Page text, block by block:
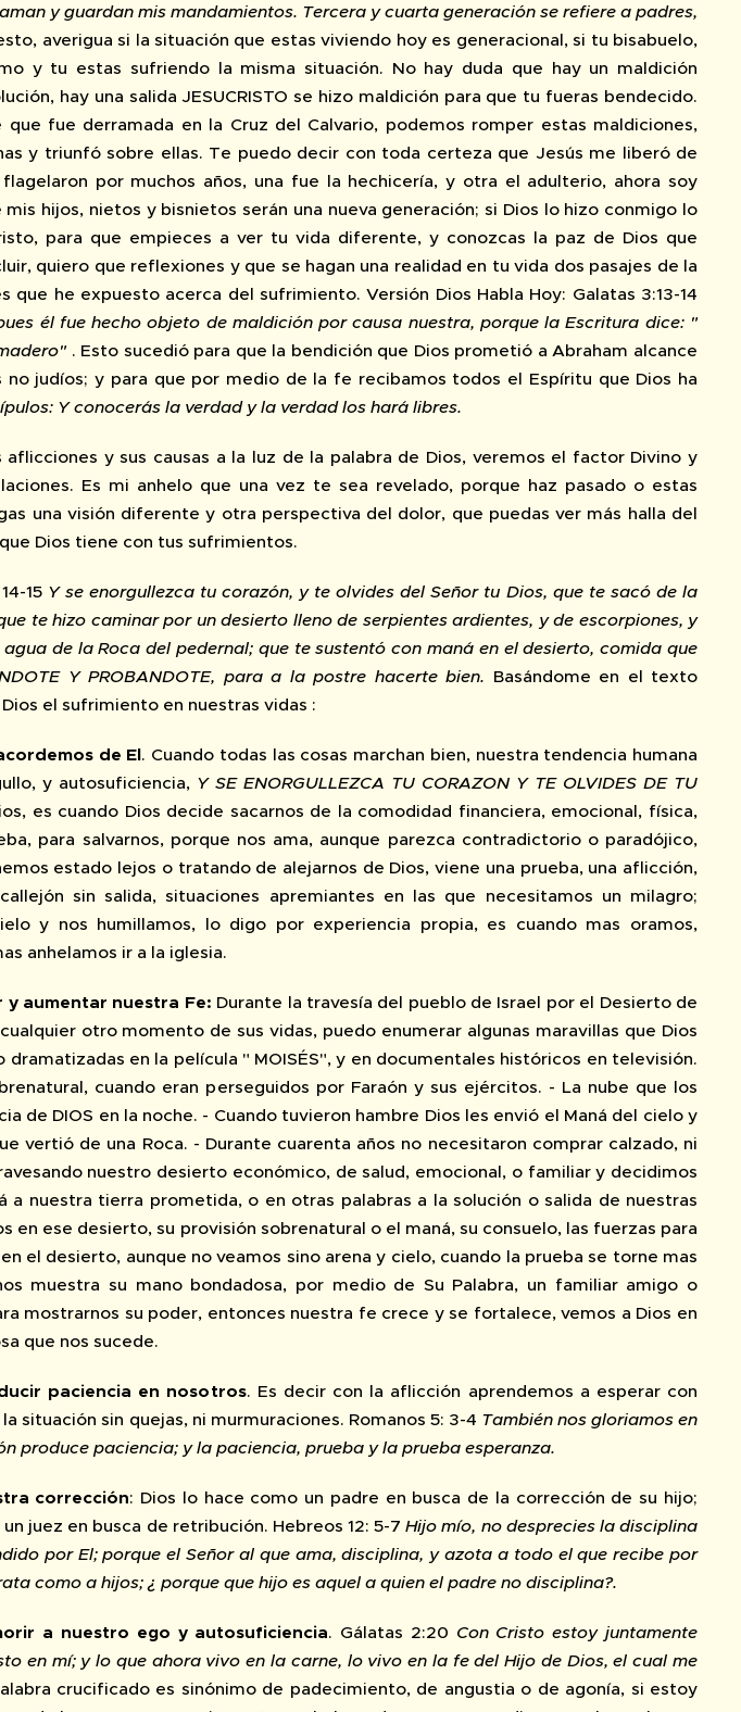
y guardan mis mandamientos. Tercera y cuarta generación se refiere a padres,
averigua si la situación que estas viviendo hoy es generacional, si tu bisabuelo,
y tu estas sufriendo la misma situación. No hay duda que hay un maldición
hay una salida JESUCRISTO se hizo maldición para que tu fueras bendecido.
fue derramada en la Cruz del Calvario, podemos romper estas maldiciones,
y triunfó sobre ellas. Te puedo decir con toda certeza que Jesús me liberó de
por muchos años, una fue la hechicería, y otra el adulterio, ahora soy
hijos, nietos y bisnietos serán una nueva generación; si Dios lo hizo conmigo lo
para que empieces a ver tu vida diferente, y conozcas la paz de Dios que
quiero que reflexiones y que se hagan una realidad en tu vida dos pasajes de la
que he expuesto acerca del sufrimiento. Versión Dios Habla Hoy: Galatas 3:13-14
él fue hecho objeto de maldición por causa nuestra, porque la Escritura dice: "
. Esto sucedió para que la bendición que Dios prometió a Abraham alcance
judíos; y para que por medio de la fe recibamos todos el Espíritu que Dios ha
Y conocerás la verdad y la verdad los hará libres.
y sus causas a la luz de la palabra de Dios, veremos el factor Divino y
Es mi anhelo que una vez te sea revelado, porque haz pasado o estas
una visión diferente y otra perspectiva del dolor, que puedas ver más halla del
Dios tiene con tus sufrimientos.
15 Y se enorgullezca tu corazón, y te olvides del Señor tu Dios, que te sacó de la
te hizo caminar por un desierto lleno de serpientes ardientes, y de escorpiones, y
de la Roca del pedernal; que te sustentó con maná en el desierto, comida que
Y PROBANDOTE, para a la postre hacerte bien. Basándome en el texto
el sufrimiento en nuestras vidas :
de El. Cuando todas las cosas marchan bien, nuestra tendencia humana
y autosuficiencia, Y SE ENORGULLEZCA TU CORAZON Y TE OLVIDES DE TU
es cuando Dios decide sacarnos de la comodidad financiera, emocional, física,
para salvarnos, porque nos ama, aunque parezca contradictorio o paradójico,
estado lejos o tratando de alejarnos de Dios, viene una prueba, una aflicción,
sin salida, situaciones apremiantes en las que necesitamos un milagro;
y nos humillamos, lo digo por experiencia propia, es cuando mas oramos,
anhelamos ir a la iglesia.
aumentar nuestra Fe: Durante la travesía del pueblo de Israel por el Desierto de
otro momento de sus vidas, puedo enumerar algunas maravillas que Dios
dramatizadas en la película " MOISÉS", y en documentales históricos en televisión.
cuando eran perseguidos por Faraón y sus ejércitos. - La nube que los
de DIOS en la noche. - Cuando tuvieron hambre Dios les envió el Maná del cielo y
vertió de una Roca. - Durante cuarenta años no necesitaron comprar calzado, ni
nuestro desierto económico, de salud, emocional, o familiar y decidimos
a nuestra tierra prometida, o en otras palabras a la solución o salida de nuestras
en ese desierto, su provisión sobrenatural o el maná, su consuelo, las fuerzas para
el desierto, aunque no veamos sino arena y cielo, cuando la prueba se torne mas
muestra su mano bondadosa, por medio de Su Palabra, un familiar amigo o
mostrarnos su poder, entonces nuestra fe crece y se fortalece, vemos a Dios en
que nos sucede.
paciencia en nosotros. Es decir con la aflicción aprendemos a esperar con
situación sin quejas, ni murmuraciones. Romanos 5: 3-4 También nos gloriamos en
produce paciencia; y la paciencia, prueba y la prueba esperanza.
corrección: Dios lo hace como un padre en busca de la corrección de su hijo;
juez en busca de retribución. Hebreos 12: 5-7Hijo mío, no desprecies la disciplina
por El; porque el Señor al que ama, disciplina, y azota a todo el que recibe por
como a hijos; ¿ porque que hijo es aquel a quien el padre no disciplina?.
a nuestro ego y autosuficiencia. Gálatas 2:20 Con Cristo estoy juntamente
en mí; y lo que ahora vivo en la carne, lo vivo en la fe del Hijo de Dios, el cual me
crucificado es sinónimo de padecimiento, de angustia o de agonía, si estoy